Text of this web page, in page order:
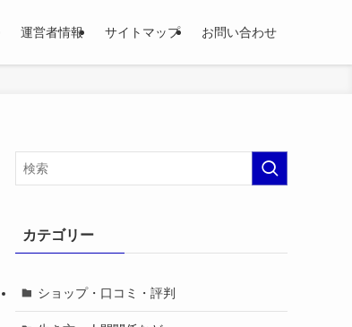
運営者情報 サイトマップ お問い合わせ
カテゴリー
ショップ・口コミ・評判